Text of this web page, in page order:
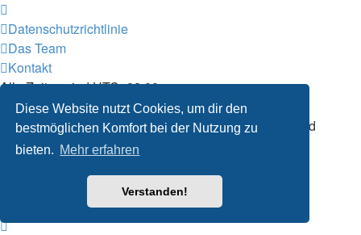
Diese Website nutzt Cookies, um dir den
bestmöglichen Komfort bei der Nutzung zu
bieten. Mehr erfahren
Verstanden!
Datenschutzrichtlinie
Das Team
Kontakt
Alle Zeiten sindUTC+02:00
Alle Cookies des Boards löschen
Powered byphpBB® Forum Software © phpBB Limited
Deutsche Übersetzung durch